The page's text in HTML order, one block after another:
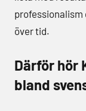
professionalism
över tid.
Därför hör
bland